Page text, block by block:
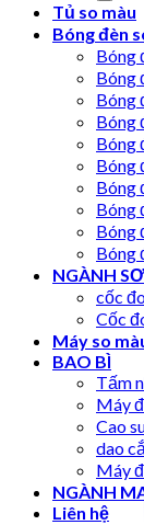
Tủ so màu
Bóng đèn
Bóng
Bóng
Bóng
Bóng
Bóng
Bóng
Bóng
Bóng
Bóng
Bóng
NGÀNH
cốc
Cốc
Máy so
BAO BÌ
Tấm
Máy
Cao
dao
Máy
NGÀNH
Liên hệ